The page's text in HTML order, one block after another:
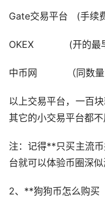
Gate交易平台 (手续
OKEX (开的最早
中币网 （同数量币
以上交易平台，一百
其它的小交易平台都不
注：记得**只买主流
台就可以体验币圈深似
2、**狗狗币怎么购买